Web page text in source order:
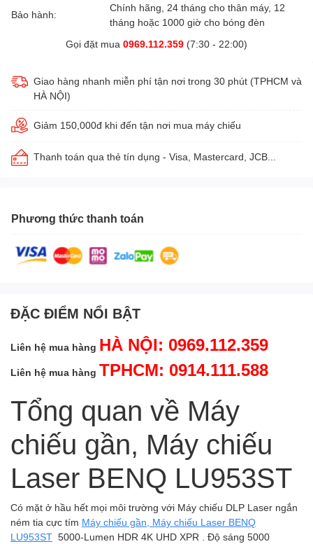
Bảo hành:
Chính hãng, 24 tháng cho thân máy, 12
tháng hoặc 1000 giờ cho bóng đèn
Gọi đặt mua 0969.112.359 (7:30 - 22:00)
Giao hàng nhanh miễn phí tận nơi trong 30 phút (TPHCM và
HÀ NỘI)
Giảm 150,000đ khi đến tận nơi mua máy chiếu
Thanh toán qua thẻ tín dụng - Visa, Mastercard, JCB...
Phương thức thanh toán
ĐẶC ĐIỂM NỔI BẬT
Liên hệ mua hàng HÀ NỘI: 0969.112.359
Liên hệ mua hàng TPHCM: 0914.111.588
Tổng quan về Máy
chiếu gần, Máy chiếu
Laser BENQ LU953ST
Có mặt ở hầu hết mọi môi trường với Máy chiếu DLP Laser ngắn
ném tia cực tím Máy chiếu gần, Máy chiếu Laser BENQ
LU953ST 5000-Lumen HDR 4K UHD XPR . Độ sáng 5000